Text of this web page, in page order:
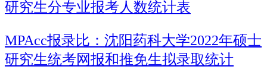
研究生分专业报考人数统计表
MPAcc报录比：沈阳药科大学2022年硕士
研究生统考网报和推免生拟录取统计